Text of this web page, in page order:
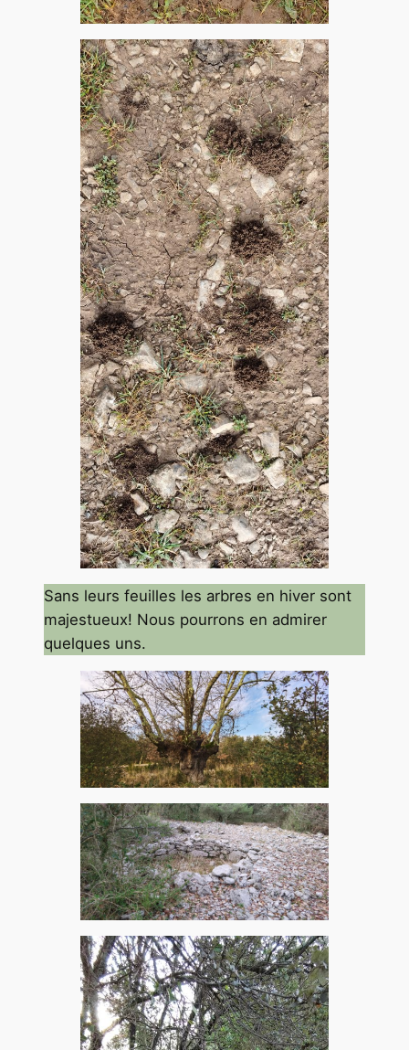
Sans leurs feuilles les arbres en hiver sont
majestueux! Nous pourrons en admirer
quelques uns.